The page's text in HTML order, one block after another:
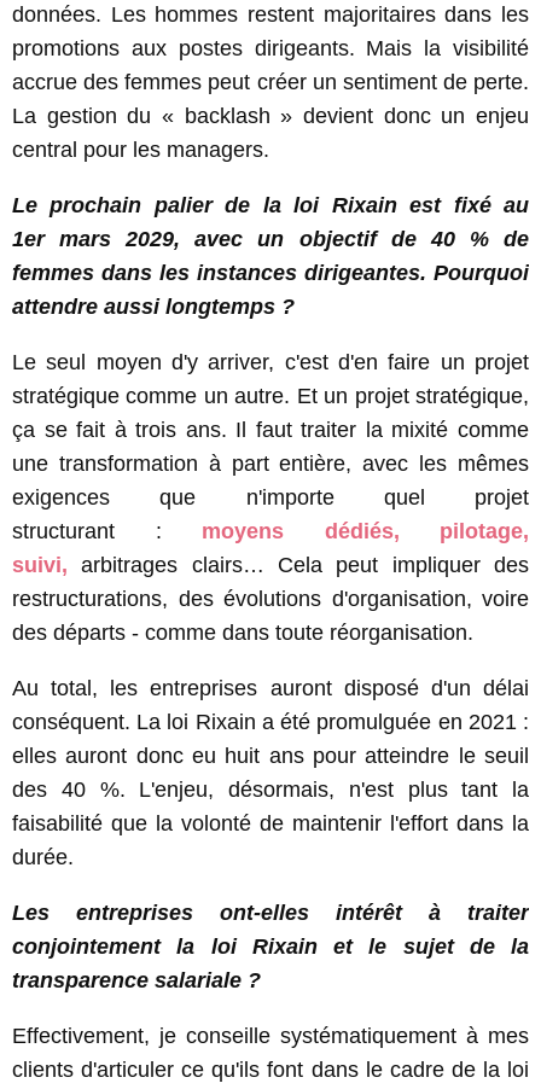
données. Les hommes restent majoritaires dans les
promotions aux postes dirigeants. Mais la visibilité
accrue des femmes peut créer un sentiment de perte.
La gestion du « backlash » devient donc un enjeu
central pour les managers.
Le prochain palier de la loi Rixain est fixé au
1er mars 2029, avec un objectif de 40 % de
femmes dans les instances dirigeantes. Pourquoi
attendre aussi longtemps ?
Le seul moyen d'y arriver, c'est d'en faire un projet
stratégique comme un autre. Et un projet stratégique,
ça se fait à trois ans. Il faut traiter la mixité comme
une transformation à part entière, avec les mêmes
exigences que n'importe quel projet
structurant : moyens dédiés, pilotage,
suivi, arbitrages clairs… Cela peut impliquer des
restructurations, des évolutions d'organisation, voire
des départs - comme dans toute réorganisation.
Au total, les entreprises auront disposé d'un délai
conséquent. La loi Rixain a été promulguée en 2021 :
elles auront donc eu huit ans pour atteindre le seuil
des 40 %. L'enjeu, désormais, n'est plus tant la
faisabilité que la volonté de maintenir l'effort dans la
durée.
Les entreprises ont-elles intérêt à traiter
conjointement la loi Rixain et le sujet de la
transparence salariale ?
Effectivement, je conseille systématiquement à mes
clients d'articuler ce qu'ils font dans le cadre de la loi